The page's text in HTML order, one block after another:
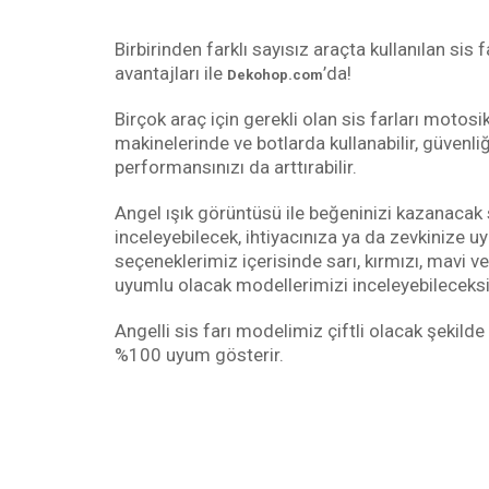
Birbirinden farklı sayısız araçta kullanılan
avantajları ile Dekohop.com’da!
Birçok araç için gerekli olan sis farları
makinelerinde ve botlarda kullanabilir,
performansınızı da arttırabilir.
Angel ışık görüntüsü ile beğeninizi
inceleyebilecek, ihtiyacınıza ya da zevkinize
seçeneklerimiz içerisinde sarı, kırmızı, mavi
uyumlu olacak modellerimizi
Angelli sis farı modelimiz çiftli olacak şekilde
%100 uyum gösterir.